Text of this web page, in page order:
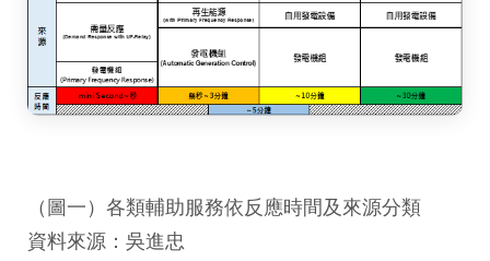
（圖一）各類輔助服務依反應時間及來源分類
資料來源：吳進忠